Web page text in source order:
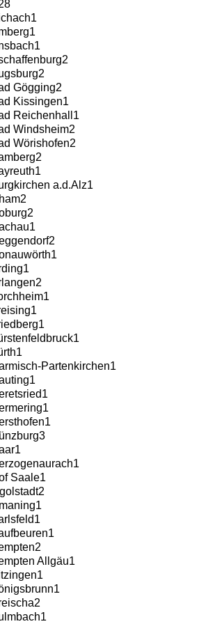
1
1
1
2
2
Gögging2
Kissingen1
Reichenhall 1
Windsheim2
Wörishofen2
2
1
a.d.Alz1
2
2
1
2
1
1
2
1
1
1
1
1
Partenkirchen1
1
1
1
1
3
1
1
Saale1
2
1
1
1
2
Allgäu1
1
1
2
1